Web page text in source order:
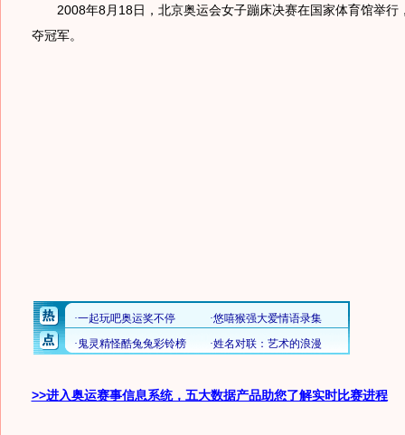
2008年8月18日，北京奥运会女子蹦床决赛在国家体育馆举行
夺冠军。
>>进入奥运赛事信息系统，五大数据产品助您了解实时比赛进程